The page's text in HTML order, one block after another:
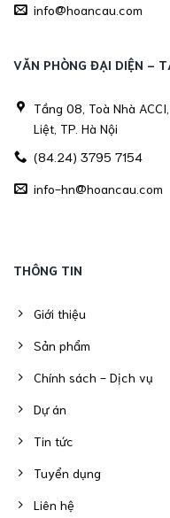
info@hoancau.com
VĂN PHÒNG ĐẠI DIỆN -
Tầng 08, Toà Nhà
Liệt, TP. Hà Nội
(84.24) 3795 7154
info-hn@hoancau.com
THÔNG TIN
Giới thiệu
Sản phẩm
Chính sách - Dịch vụ
Dự án
Tin tức
Tuyển dụng
Liên hệ